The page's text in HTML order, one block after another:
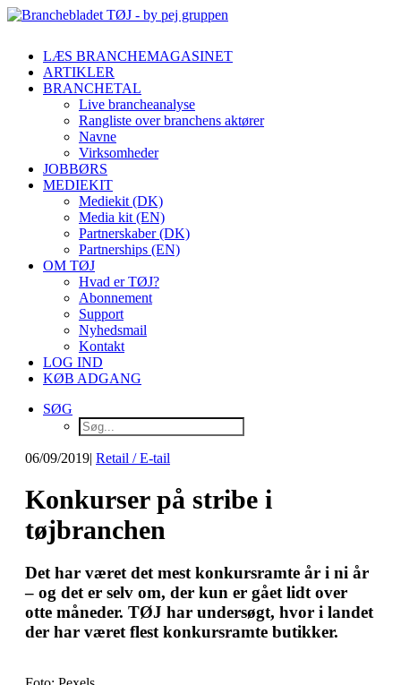
LÆS BRANCHEMAGASINET
ARTIKLER
BRANCHETAL
Live brancheanalyse
Rangliste over branchens aktører
Navne
Virksomheder
JOBBØRS
MEDIEKIT
Mediekit (DK)
Media kit (EN)
Partnerskaber (DK)
Partnerships (EN)
OM TØJ
Hvad er TØJ?
Abonnement
Support
Nyhedsmail
Kontakt
LOG IND
KØB ADGANG
SØG
06/09/2019| Retail / E-tail
Konkurser på stribe i
tøjbranchen
Det har været det mest konkursramte år i ni år
– og det er selv om, der kun er gået lidt over
otte måneder. TØJ har undersøgt, hvor i landet
der har været flest konkursramte butikker.